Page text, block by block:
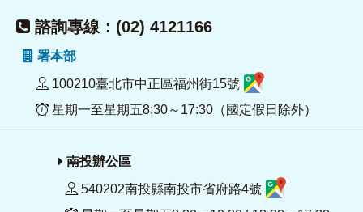
諮詢專線：(02) 4121166
署本部
100210臺北市中正區福州街15號
星期一至星期五8:30～17:30（國定假日除外）
南投辦公區
540202南投縣南投市省府路4號